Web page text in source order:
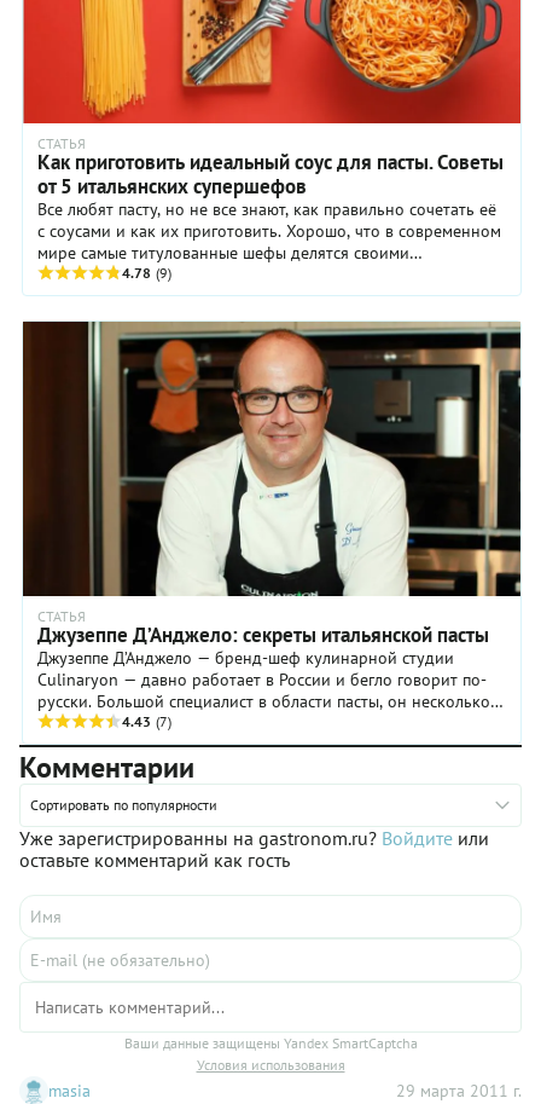
лесов мы
впереди
планеты
конечно,
купить
Песто в
супермаркете…
Но разве
можно
магазинный
с Соусом,
приготовленным
своими
руками…!?...
Когда
свежайший,
изумрудно-
малахитовый
Песто,
наполняет
весь дом
сумасшедшим
ароматом…,
а
нетерпеливо
бегают
вокруг и
норовят
миску
в
множество
версий
взять
итальянский
грана
падано,
чем,
пармезан.
Оливковое
масло
должно
быть
нерафинированное,
первого
отжима и,
разумеется,
итальянское.
В
оригинальном
итальянском
рецепте
используют
базилик с
холмов в
районе
который
лишен
ментолового
привкуса.
Нам же
выбирать
не
приходится:
главное,
чтоб был
свежий,
с
выпуклыми
листочками.
В общем,
вы
поняли:
тонкостей
много, но
СТАТЬЯ
Как приготовить идеальный соус для пасты. Советы
от 5 итальянских супершефов
Все любят пасту, но не все знают, как правильно сочетать её
с соусами и как их приготовить. Хорошо, что в современном
мире самые титулованные шефы делятся своими
кулинарными секретами в ...
4.78 (9)
СТАТЬЯ
Джузеппе Д’Анджело: секреты итальянской пасты
Джузеппе Д’Анджело — бренд-шеф кулинарной студии
Culinaryon — давно работает в России и бегло говорит по-
русски. Большой специалист в области пасты, он несколько
лет сотрудничает с ...
4.43 (7)
Комментарии
Сортировать по популярности
Уже зарегистрированны на gastronom.ru? Войдите или
оставьте комментарий как гость
Ваши данные защищены Yandex SmartCaptcha
Условия использования
masia
29 марта 2011 г.